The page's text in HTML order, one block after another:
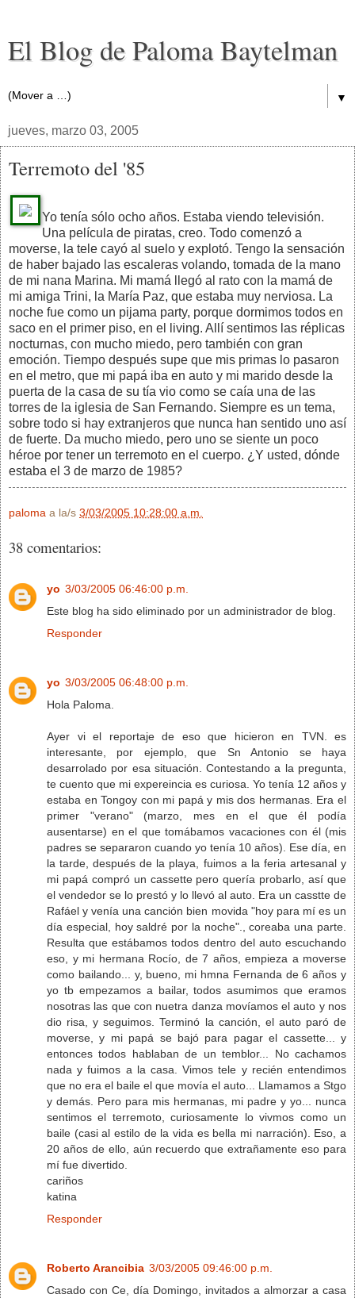
El Blog de Paloma Baytelman
▼
jueves, marzo 03, 2005
Terremoto del '85
Yo tenía sólo ocho años. Estaba viendo televisión.
Una película de piratas, creo. Todo comenzó a
moverse, la tele cayó al suelo y explotó. Tengo la sensación
de haber bajado las escaleras volando, tomada de la mano
de mi nana Marina. Mi mamá llegó al rato con la mamá de
mi amiga Trini, la María Paz, que estaba muy nerviosa. La
noche fue como un pijama party, porque dormimos todos en
saco en el primer piso, en el living. Allí sentimos las réplicas
nocturnas, con mucho miedo, pero también con gran
emoción. Tiempo después supe que mis primas lo pasaron
en el metro, que mi papá iba en auto y mi marido desde la
puerta de la casa de su tía vio como se caía una de las
torres de la iglesia de San Fernando. Siempre es un tema,
sobre todo si hay extranjeros que nunca han sentido uno así
de fuerte. Da mucho miedo, pero uno se siente un poco
héroe por tener un terremoto en el cuerpo. ¿Y usted, dónde
estaba el 3 de marzo de 1985?
paloma a la/s 3/03/2005 10:28:00 a.m.
38 comentarios:
yo 3/03/2005 06:46:00 p.m.
Este blog ha sido eliminado por un administrador de blog.
Responder
yo 3/03/2005 06:48:00 p.m.
Hola Paloma.
Ayer vi el reportaje de eso que hicieron en TVN. es
interesante, por ejemplo, que Sn Antonio se haya
desarrolado por esa situación. Contestando a la pregunta,
te cuento que mi expereincia es curiosa. Yo tenía 12 años y
estaba en Tongoy con mi papá y mis dos hermanas. Era el
primer "verano" (marzo, mes en el que él podía
ausentarse) en el que tomábamos vacaciones con él (mis
padres se separaron cuando yo tenía 10 años). Ese día, en
la tarde, después de la playa, fuimos a la feria artesanal y
mi papá compró un cassette pero quería probarlo, así que
el vendedor se lo prestó y lo llevó al auto. Era un casstte de
Rafáel y venía una canción bien movida "hoy para mí es un
día especial, hoy saldré por la noche"., coreaba una parte.
Resulta que estábamos todos dentro del auto escuchando
eso, y mi hermana Rocío, de 7 años, empieza a moverse
como bailando... y, bueno, mi hmna Fernanda de 6 años y
yo tb empezamos a bailar, todos asumimos que eramos
nosotras las que con nuetra danza movíamos el auto y nos
dio risa, y seguimos. Terminó la canción, el auto paró de
moverse, y mi papá se bajó para pagar el cassette... y
entonces todos hablaban de un temblor... No cachamos
nada y fuimos a la casa. Vimos tele y recién entendimos
que no era el baile el que movía el auto... Llamamos a Stgo
y demás. Pero para mis hermanas, mi padre y yo... nunca
sentimos el terremoto, curiosamente lo vivmos como un
baile (casi al estilo de la vida es bella mi narración). Eso, a
20 años de ello, aún recuerdo que extrañamente eso para
mí fue divertido.
cariños
katina
Responder
Roberto Arancibia 3/03/2005 09:46:00 p.m.
Casado con Ce, día Domingo, invitados a almorzar a casa